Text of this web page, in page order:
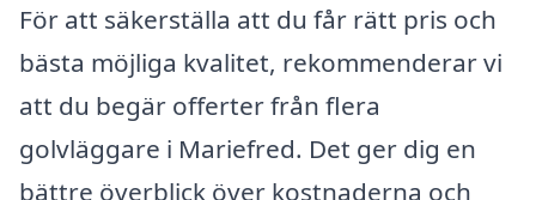
För att säkerställa att du får rätt pris och
bästa möjliga kvalitet, rekommenderar vi
att du begär offerter från flera
golvläggare i Mariefred. Det ger dig en
bättre överblick över kostnaderna och